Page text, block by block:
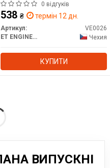
0 відгуків
538 ₴ термін 12 дн.
Артикул:
VE0026
ET ENGINETEAM
Чехия
КУПИТИ
ВИПУСКНІ